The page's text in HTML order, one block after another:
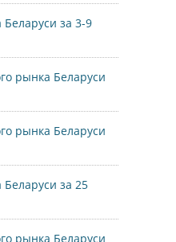
за 3-9
рынка Беларуси
рынка Беларуси
за 25
рынка Беларуси